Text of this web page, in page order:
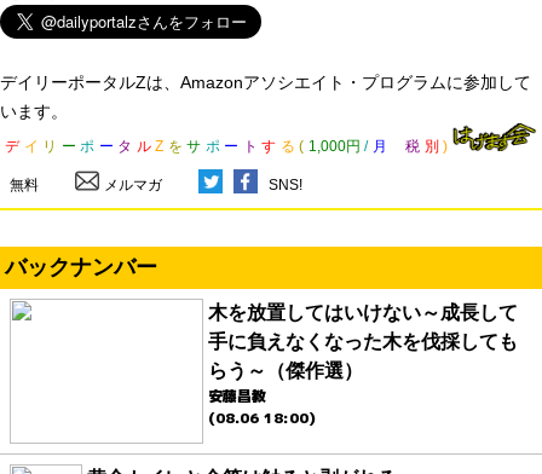
デイリーポータルZは、Amazonアソシエイト・プログラムに参加して
います。
デ イ リ ー ポ ー タ ル Z を サ ポ ー ト す る ( 1,000円 / 月 税 別 )
無料 メルマガ SNS!
バックナンバー
木を放置してはいけない～成長して
手に負えなくなった木を伐採しても
らう～（傑作選）
安藤昌教
(08.06 18:00)